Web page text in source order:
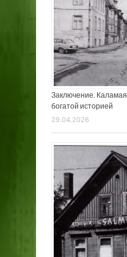
Заключение.
богатой историей
29.04.2026